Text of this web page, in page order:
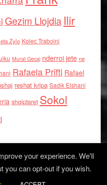
Gezim Llojdia Ilir
Zylo Kolec Traboini
Murat Gecaj nderroi jete ne
Rafaela Prifti Rafael
reshat kripa Sadik Elshani
shqiptaret Sokol
your experience. We'll
you can opt-out if you wish.